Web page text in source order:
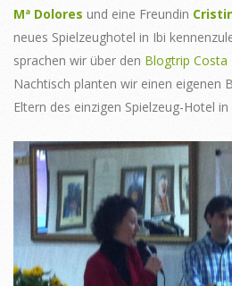
Mª Dolores und eine Freundin
neues Spielzeughotel in Ibi
sprachen wir über den Blogtrip Costa
Nachtisch planten wir einen eigenen
Eltern des einzigen Spielzeug-Hotel in